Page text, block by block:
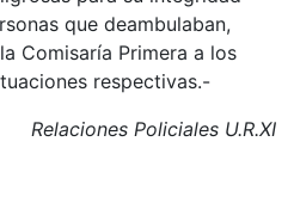
que deambulaban,
Comisaría Primera a los
respectivas.-
Relaciones Policiales U.R.XI